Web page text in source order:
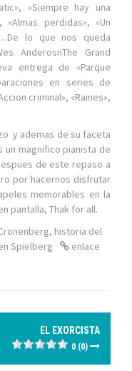
«Siempre hay una
perdidas», «Un
lo que nos queda
AnderosnThe Grand
entrega de «Parque
en series de
criminal», «Raines»,
y ademas de su faceta
magnifico pianista de
de este repaso a
por hacernos disfrutar
memorables en la
pantalla, Thak for all.
, historia del
Spielberg
enlace
EL EXORCISTA
0 (0)